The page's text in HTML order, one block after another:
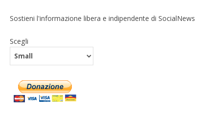
Sostieni l'informazione libera e indipendente di SocialNews
Scegli